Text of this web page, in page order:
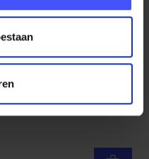
gestoffeerd